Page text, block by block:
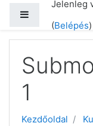
Jelenleg
(Belépés)
1
Kezdőoldal